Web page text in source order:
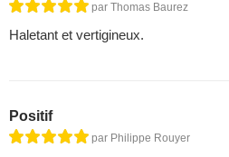
par Thomas Baurez
Haletant et vertigineux.
Positif
par Philippe Rouyer